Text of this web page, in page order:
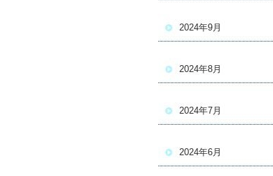
2024年9月
2024年8月
2024年7月
2024年6月